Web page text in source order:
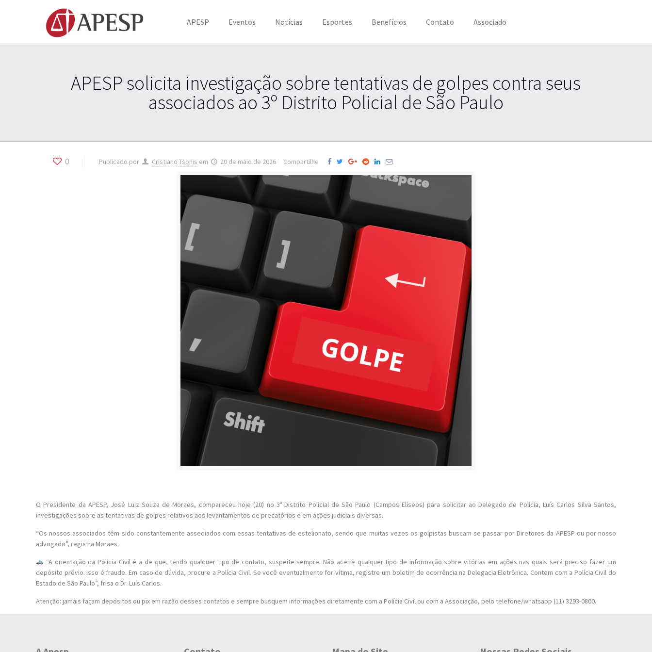
APESP Eventos Notícias Esportes Benefícios Contato Associado
APESP solicita investigação sobre tentativas de golpes contra seus
associados ao 3º Distrito Policial de São Paulo
0 Publicado por Cristiano Tsonis em 20 de maio de 2026 Compartilhe
O Presidente da APESP, José Luiz Souza de Moraes, compareceu hoje (20) no 3º Distrito Policial de São Paulo (Campos Elíseos) para solicitar ao Delegado de Polícia, Luís Carlos Silva Santos,
investigações sobre as tentativas de golpes relativos aos levantamentos de precatórios e em ações judiciais diversas.
“Os nossos associados têm sido constantemente assediados com essas tentativas de estelionato, sendo que muitas vezes os golpistas buscam se passar por Diretores da APESP ou por nosso
advogado”, registra Moraes.
“A orientação da Polícia Civil é a de que, tendo qualquer tipo de contato, suspeite sempre. Não aceite qualquer tipo de informação sobre vitórias em ações nas quais será preciso fazer um
depósito prévio. Isso é fraude. Em caso de dúvida, procure a Polícia Civil. Se você eventualmente for vítima, registre um boletim de ocorrência na Delegacia Eletrônica. Contem com a Polícia Civil do
Estado de São Paulo”, frisa o Dr. Luís Carlos.
Atenção: jamais façam depósitos ou pix em razão desses contatos e sempre busquem informações diretamente com a Polícia Civil ou com a Associação, pelo telefone/whatsapp (11) 3293-0800.